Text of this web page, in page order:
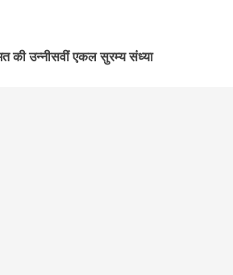
की उन्नीसवीं एकल सुरम्य संध्या